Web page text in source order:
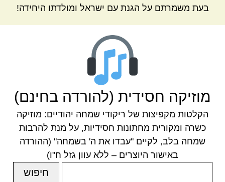
בעת משמרתם על הגנת עם ישראל ומולדתו היחידה!
מוזיקה חסידית (להורדה בחינם)
הקלטות מקפיצות של ריקודי שמחה יהודיים: מוזיקה
כשרה ומקורית מחתונות חסידיות, על מנת להרבות
שמחה בלב, לקיים "עבדו את ה' בשמחה" (ההורדה
באישור היוצרים – ללא עוון גזל ח"ו)